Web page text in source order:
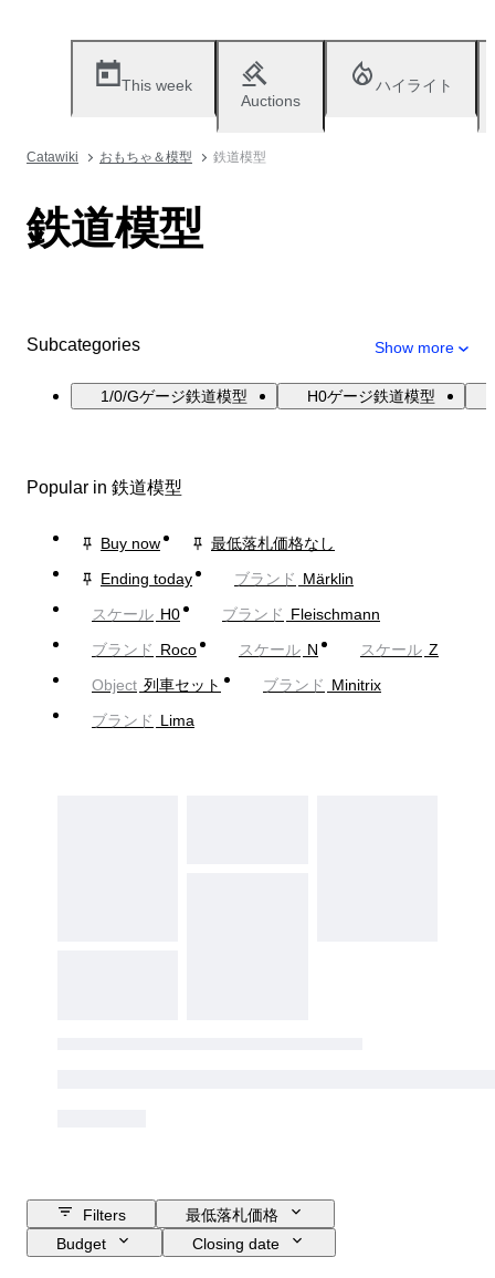
This week
Auctions
ハイライト
Catawiki おもちゃ＆模型 鉄道模型
鉄道模型
Subcategories Show more
1/0/Gゲージ鉄道模型 H0ゲージ鉄道模型
Popular in 鉄道模型
Buy now
最低落札価格なし
Ending today
ブランド Märklin
スケール H0 ブランド Fleischmann
ブランド Roco スケール N スケール Z
Object 列車セット ブランド Minitrix
ブランド Lima
Filters
最低落札価格
Budget
Closing date